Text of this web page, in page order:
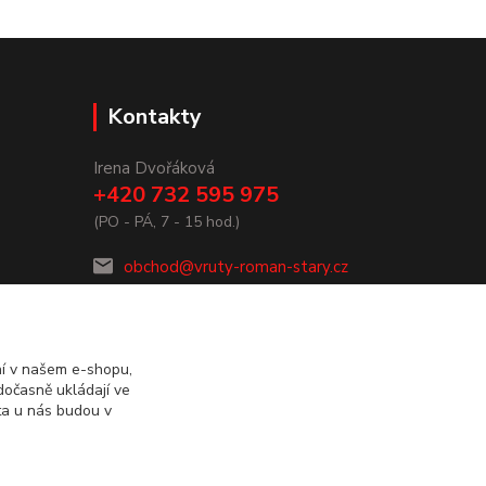
Kontakty
Irena Dvořáková
+420 732 595 975
(PO - PÁ, 7 - 15 hod.)
obchod@vruty-roman-stary.cz
v našem e-shopu,
ukládají ve
u nás budou v